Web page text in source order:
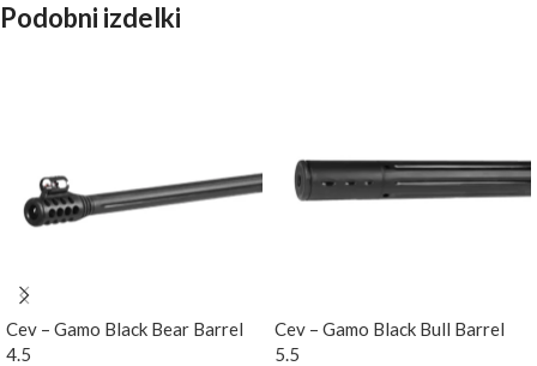
Podobni izdelki
Cev – Gamo Black Bear Barrel
4.5
Cev – Gamo Black Bull Barrel
5.5